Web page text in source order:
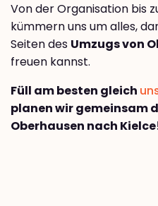
Von der Organisation bis
kümmern uns um alles,
Seiten des Umzugs von
freuen kannst.
Füll am besten gleich
planen wir gemeinsam
Oberhausen nach